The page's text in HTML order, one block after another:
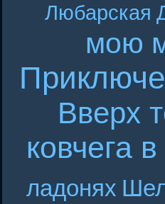
Любарская
мою
Вверх
ковчега
ладонях